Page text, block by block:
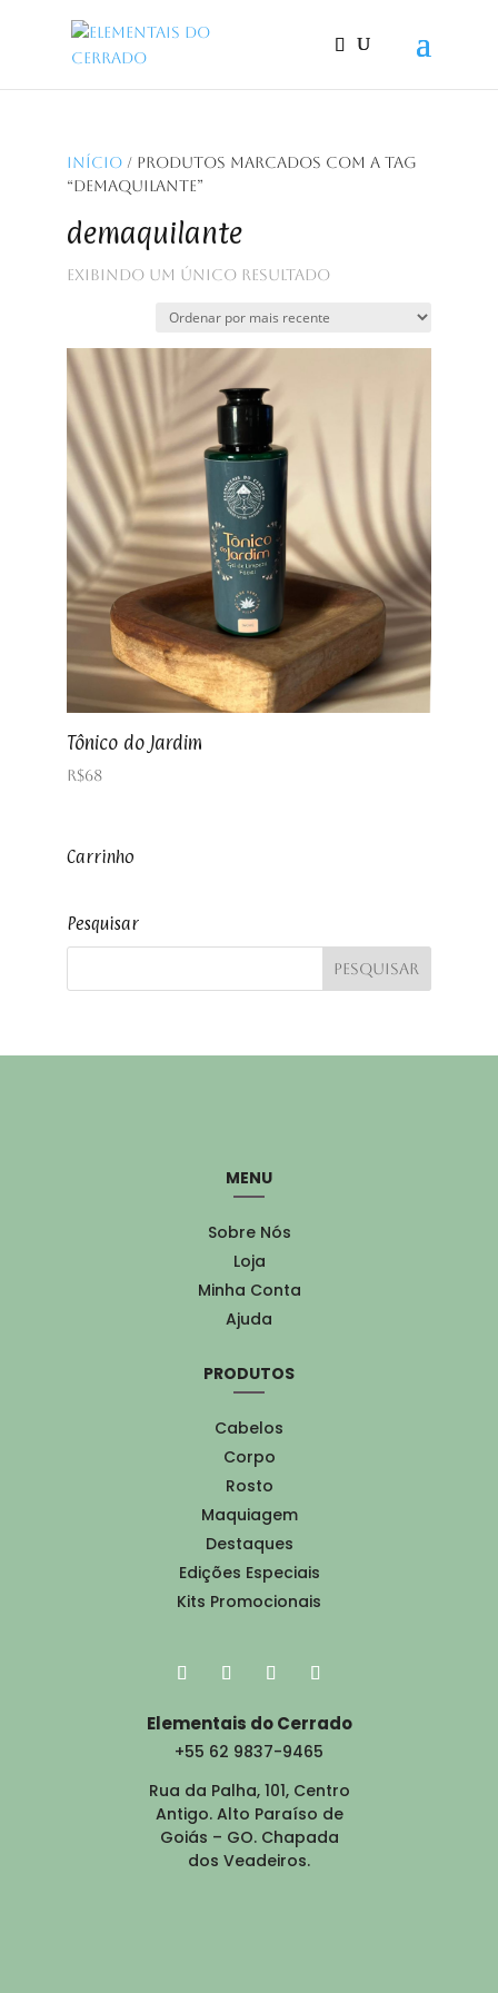
Início/ Produtos marcados com a tag
“demaquilante”
demaquilante
Exibindo um único resultado
Tônico do Jardim
R$68
Carrinho
Pesquisar
MENU
Sobre Nós
Loja
Minha Conta
Ajuda
PRODUTOS
Cabelos
Corpo
Rosto
Maquiagem
Destaques
Edições Especiais
Kits Promocionais
Elementais do Cerrado
+55 62 9837-9465
Rua da Palha, 101, Centro
Antigo. Alto Paraíso de
Goiás – GO. Chapada
dos Veadeiros.